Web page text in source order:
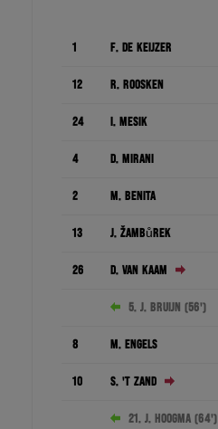
1 F. de Keijzer
12 R. Roosken
24 I. Mesík
4 D. Mirani
2 M. Benita
13 J. Žambůrek
26 D. van Kaam
5. J. Bruijn (56')
8 M. Engels
10 S. 't Zand
21. J. Hoogma (64')